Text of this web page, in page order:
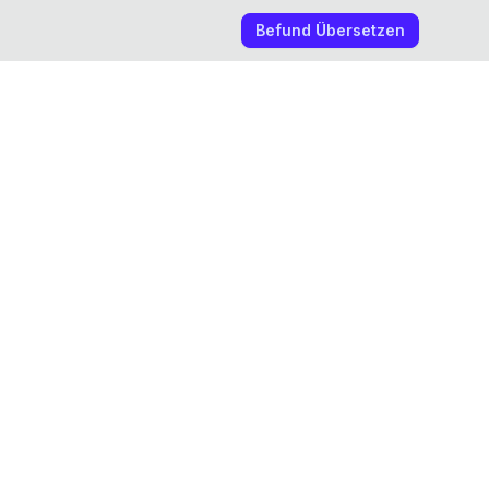
Befund Übersetzen